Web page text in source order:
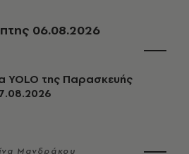
06.08.2026
YOLO της Παρασκευής
Μανδράκου